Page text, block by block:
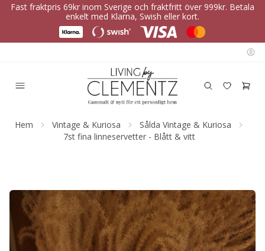
Fast fraktpris 69kr inom Sverige och fraktfritt över 999kr. Betala
enkelt med Klarna, Swish eller kort.
Hem Vintage & Kuriosa
Sålda Vintage & Kuriosa
7st fina linneservetter - Blått & vitt